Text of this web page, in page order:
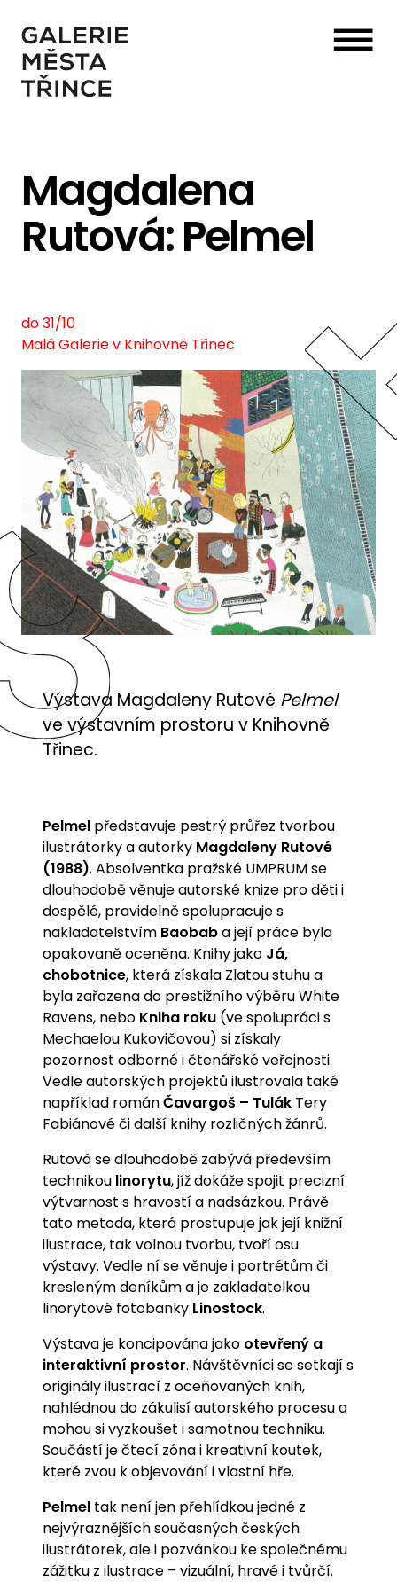
☰
Magdalena
Rutová: Pelmel
do 31/10
Malá Galerie v Knihovně Třinec
Výstava Magdaleny Rutové Pelmel
ve výstavním prostoru v Knihovně
Třinec.
Pelmel představuje pestrý průřez tvorbou
ilustrátorky a autorky Magdaleny Rutové
(1988). Absolventka pražské UMPRUM se
dlouhodobě věnuje autorské knize pro děti i
dospělé, pravidelně spolupracuje s
nakladatelstvím Baobaba její práce byla
opakovaně oceněna. Knihy jako Já,
chobotnice, která získala Zlatou stuhu a
byla zařazena do prestižního výběru White
Ravens, nebo Kniha roku (ve spolupráci s
Mechaelou Kukovičovou) si získaly
pozornost odborné i čtenářské veřejnosti.
Vedle autorských projektů ilustrovala také
například románČavargoš – Tulák Tery
Fabiánové či další knihy rozličných žánrů.
Rutová se dlouhodobě zabývá především
technikou linorytu, jíž dokáže spojit precizní
výtvarnost s hravostí a nadsázkou. Právě
tato metoda, která prostupuje jak její knižní
ilustrace, tak volnou tvorbu, tvoří osu
výstavy. Vedle ní se věnuje i portrétům či
kresleným deníkům a je zakladatelkou
linorytové fotobanky Linostock.
Výstava je koncipována jako otevřený a
interaktivní prostor. Návštěvníci se setkají s
originály ilustrací z oceňovaných knih,
nahlédnou do zákulisí autorského procesu a
mohou si vyzkoušet i samotnou techniku.
Součástí je čtecí zóna i kreativní koutek,
které zvou k objevování i vlastní hře.
Pelmel tak není jen přehlídkou jedné z
nejvýraznějších současných českých
ilustrátorek, ale i pozvánkou ke společnému
zážitku z ilustrace – vizuální, hravé i tvůrčí.